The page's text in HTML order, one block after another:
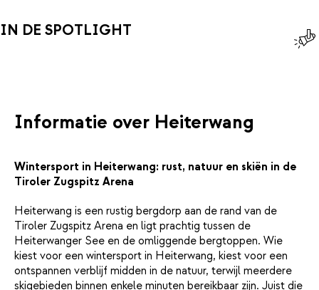
IN DE SPOTLIGHT
Informatie over Heiterwang
Wintersport in Heiterwang: rust, natuur en skiën in de
Tiroler Zugspitz Arena
Heiterwang is een rustig bergdorp aan de rand van de
Tiroler Zugspitz Arena en ligt prachtig tussen de
Heiterwanger See en de omliggende bergtoppen. Wie
kiest voor een wintersport in Heiterwang, kiest voor een
ontspannen verblijf midden in de natuur, terwijl meerdere
skigebieden binnen enkele minuten bereikbaar zijn. Juist die